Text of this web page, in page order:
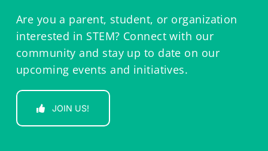
Are you a parent, student, or organization
interested in STEM? Connect with our
community and stay up to date on our
upcoming events and initiatives.
JOIN US!